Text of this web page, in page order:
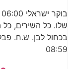
שלו. כל השירים, כל
08:59